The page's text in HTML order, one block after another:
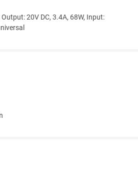
20V DC, 3.4A, 68W, Input: